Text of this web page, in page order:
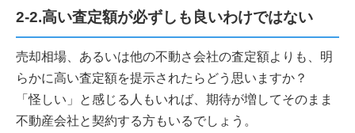
2-2.高い査定額が必ずしも良いわけではない
売却相場、あるいは他の不動さ会社の査定額よりも、明
らかに高い査定額を提示されたらどう思いますか？
「怪しい」と感じる人もいれば、期待が増してそのまま
不動産会社と契約する方もいるでしょう。